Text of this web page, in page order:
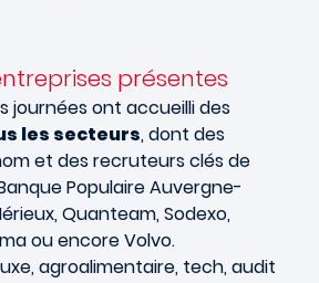
présentes
journées ont accueilli des
les secteurs, dont des
et des recruteurs clés de
Populaire Auvergne-
Quanteam, Sodexo,
ou encore Volvo.
agroalimentaire, tech, audit